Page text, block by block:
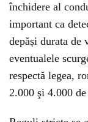
închidere al
important ca
depăși durata de
eventualele
respectă legea,
2.000 şi 4.000